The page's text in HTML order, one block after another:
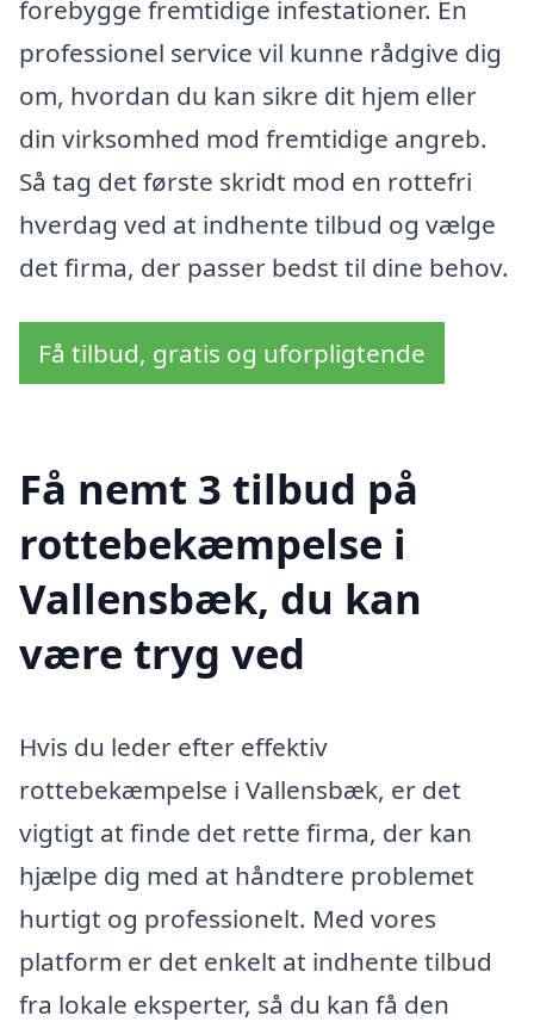
forebygge fremtidige infestationer. En
professionel service vil kunne rådgive dig
om, hvordan du kan sikre dit hjem eller
din virksomhed mod fremtidige angreb.
Så tag det første skridt mod en rottefri
hverdag ved at indhente tilbud og vælge
det firma, der passer bedst til dine behov.
Få tilbud, gratis og uforpligtende
Få nemt 3 tilbud på
rottebekæmpelse i
Vallensbæk, du kan
være tryg ved
Hvis du leder efter effektiv
rottebekæmpelse i Vallensbæk, er det
vigtigt at finde det rette firma, der kan
hjælpe dig med at håndtere problemet
hurtigt og professionelt. Med vores
platform er det enkelt at indhente tilbud
fra lokale eksperter, så du kan få den